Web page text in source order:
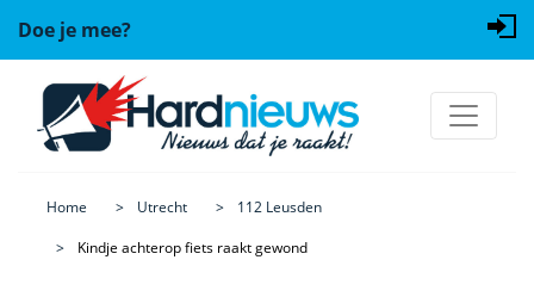
Doe je mee?
Home Utrecht
112 Leusden
Kindje achterop fiets raakt gewond